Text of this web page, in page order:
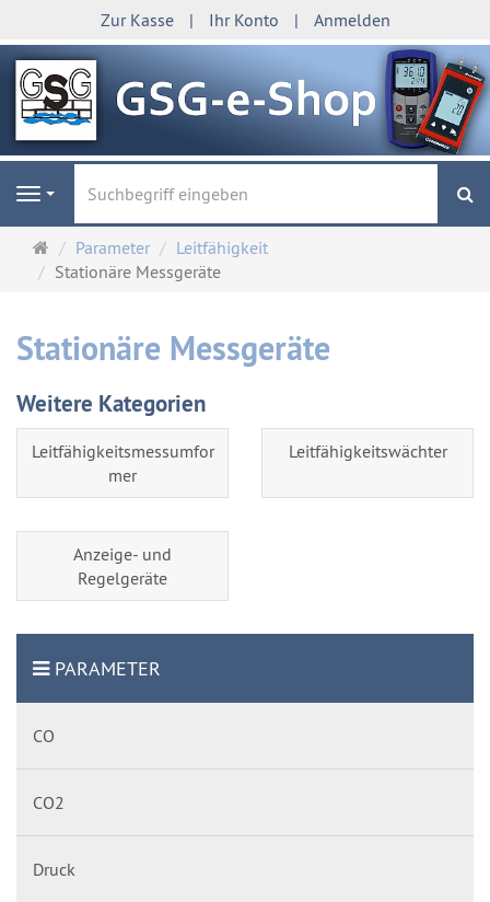
Zur Kasse Ihr Konto Anmelden
Navigation
Startseite
Parameter
Leitfähigkeit
Stationäre Messgeräte
Stationäre Messgeräte
Weitere Kategorien
Leitfähigkeitsmessumfor
mer
Leitfähigkeitswächter
Anzeige- und
Regelgeräte
PARAMETER
CO
CO2
Druck